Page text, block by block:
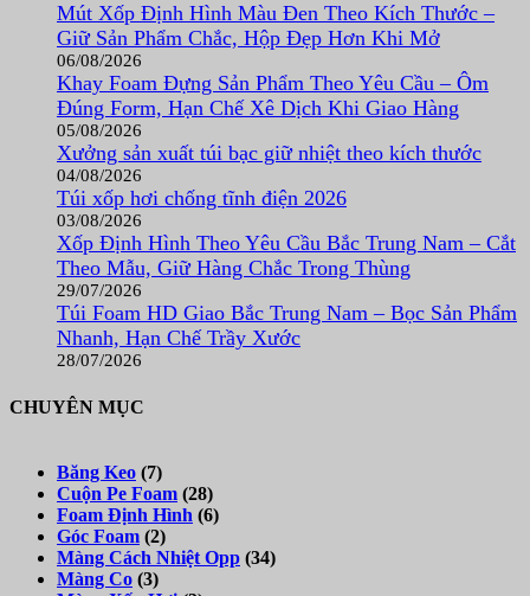
Mút Xốp Định Hình Màu Đen Theo Kích Thước –
Giữ Sản Phẩm Chắc, Hộp Đẹp Hơn Khi Mở
06/08/2026
Khay Foam Đựng Sản Phẩm Theo Yêu Cầu – Ôm
Đúng Form, Hạn Chế Xê Dịch Khi Giao Hàng
05/08/2026
Xưởng sản xuất túi bạc giữ nhiệt theo kích thước
04/08/2026
Túi xốp hơi chống tĩnh điện 2026
03/08/2026
Xốp Định Hình Theo Yêu Cầu Bắc Trung Nam – Cắt
Theo Mẫu, Giữ Hàng Chắc Trong Thùng
29/07/2026
Túi Foam HD Giao Bắc Trung Nam – Bọc Sản Phẩm
Nhanh, Hạn Chế Trầy Xước
28/07/2026
CHUYÊN MỤC
Băng Keo (7)
Cuộn Pe Foam (28)
Foam Định Hình (6)
Góc Foam (2)
Màng Cách Nhiệt Opp (34)
Màng Co (3)